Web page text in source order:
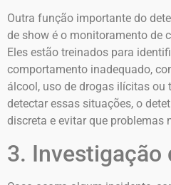
Outra função importante do
de show é o monitoramento de
Eles estão treinados para
comportamento inadequado,
álcool, uso de drogas ilícitas ou
detectar essas situações, o
discreta e evitar que problemas
3. Investigação